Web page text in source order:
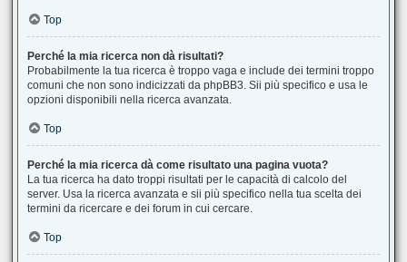
Top
Perché la mia ricerca non dà risultati?
Probabilmente la tua ricerca è troppo vaga e include dei termini troppo
comuni che non sono indicizzati da phpBB3. Sii più specifico e usa le
opzioni disponibili nella ricerca avanzata.
Top
Perché la mia ricerca dà come risultato una pagina vuota?
La tua ricerca ha dato troppi risultati per le capacità di calcolo del
server. Usa la ricerca avanzata e sii più specifico nella tua scelta dei
termini da ricercare e dei forum in cui cercare.
Top